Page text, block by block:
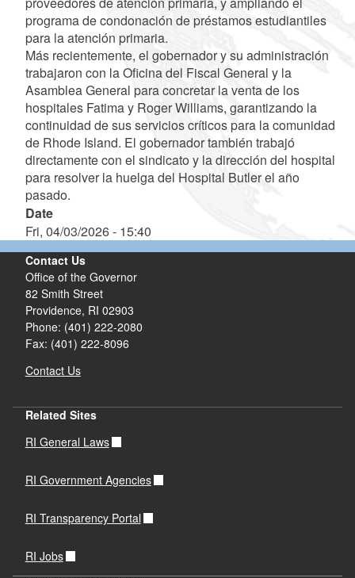
programa de condonación de préstamos estudiantiles
para la atención primaria.
Más recientemente, el gobernador y su administración
trabajaron con la Oficina del Fiscal General y la
Asamblea General para concretar la venta de los
hospitales Fatima y Roger Williams, garantizando la
continuidad de sus servicios críticos para la comunidad
de Rhode Island. El gobernador también trabajó
directamente con el sindicato y la dirección del hospital
para resolver la huelga del Hospital Butler el año
pasado.
Date
Fri, 04/03/2026 - 15:40
Contact Us
Office of the Governor
82 Smith Street
Providence, RI 02903
Phone: (401) 222-2080
Fax: (401) 222-8096
Contact Us
Related Sites
RI General Laws
RI Government Agencies
RI Transparency Portal
RI Jobs